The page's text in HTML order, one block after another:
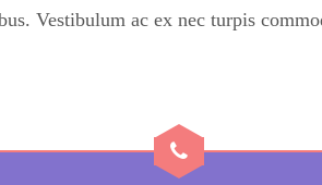
Vestibulum ac ex nec turpis